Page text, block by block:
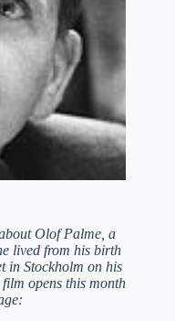
Olof Palme, a
lived from his birth
in Stockholm on his
opens this month